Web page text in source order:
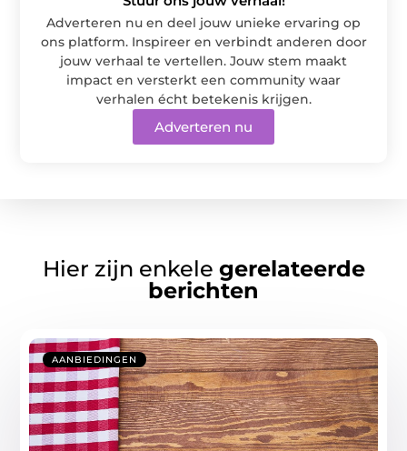
Adverteren nu en deel jouw unieke ervaring op
ons platform. Inspireer en verbindt anderen door
jouw verhaal te vertellen. Jouw stem maakt
impact en versterkt een community waar
verhalen écht betekenis krijgen.
Adverteren nu
Hier zijn enkele gerelateerde
berichten
AANBIEDINGEN